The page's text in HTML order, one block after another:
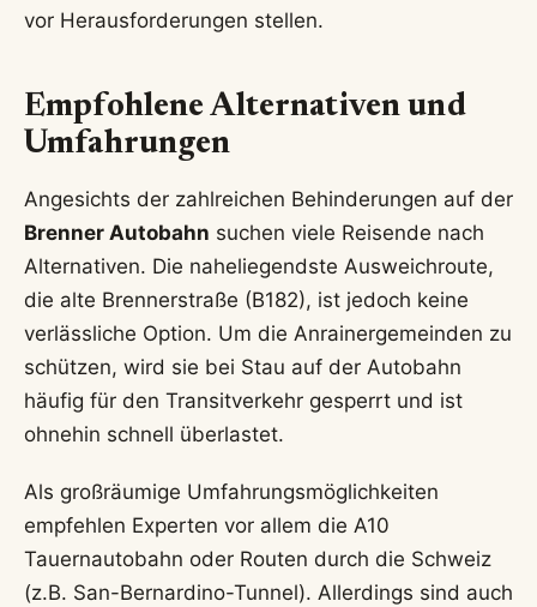
vor Herausforderungen stellen.
Empfohlene Alternativen und
Umfahrungen
Angesichts der zahlreichen Behinderungen auf der
Brenner Autobahn suchen viele Reisende nach
Alternativen. Die naheliegendste Ausweichroute,
die alte Brennerstraße (B182), ist jedoch keine
verlässliche Option. Um die Anrainergemeinden zu
schützen, wird sie bei Stau auf der Autobahn
häufig für den Transitverkehr gesperrt und ist
ohnehin schnell überlastet.
Als großräumige Umfahrungsmöglichkeiten
empfehlen Experten vor allem die A10
Tauernautobahn oder Routen durch die Schweiz
(z.B. San-Bernardino-Tunnel). Allerdings sind auch